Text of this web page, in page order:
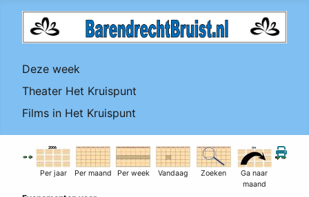
Deze week
Theater Het Kruispunt
Films in Het Kruispunt
Per jaar Per maand Per week Vandaag Zoeken
Ga naar
maand